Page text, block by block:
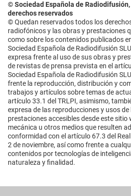
© Sociedad Española de
derechos reservados
© Quedan reservados todos los
radiofónicos y las obras y prestaciones
como sobre los contenidos publicados
Sociedad Española de Radiodifusión
expresa frente al uso de sus obras y
de revistas de prensa prevista en el
Sociedad Española de Radiodifusión
frente la reproducción, distribución y
trabajos y artículos sobre temas de
artículo 33.1 del TRLPI, asimismo,
expresa de las reproducciones y usos
prestaciones accesibles desde este sitio
mecánica u otros medios que resulten
conformidad con el artículo 67.3 del
2 de noviembre, así como frente a
contenidos por tecnologías de
naturaleza y finalidad.